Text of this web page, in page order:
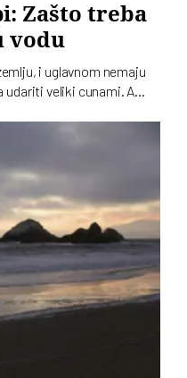
Zašto treba
vodu
i uglavnom nemaju
udariti veliki cunami. A